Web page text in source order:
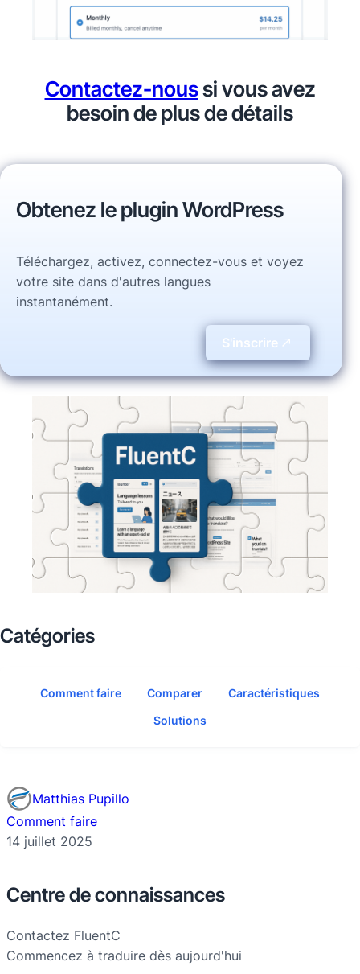
Contactez-noussi vous avez
besoin de plus de détails
Obtenez le plugin WordPress
Téléchargez, activez, connectez-vous et voyez
votre site dans d'autres langues
instantanément.
S'inscrire
Catégories
Comment faire Comparer
Caractéristiques
Solutions
Matthias Pupillo
Comment faire
14 juillet 2025
Centre de connaissances
Contactez FluentC
Commencez à traduire dès aujourd'hui